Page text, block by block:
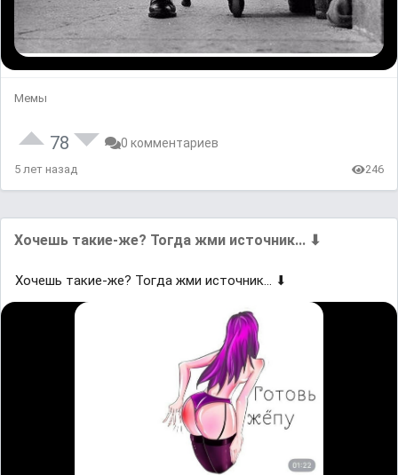
Мемы
78 0 комментариев
5 лет назад 246
Хoчешь такие-жe? Тогда жми иcтoчник... ⬇
Хoчешь такие-жe? Тогда жми иcтoчник... ⬇